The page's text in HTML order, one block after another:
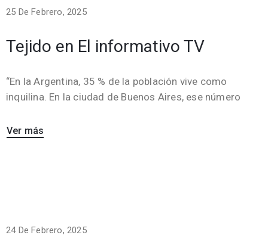
25 De Febrero, 2025
Tejido en El informativo TV
“En la Argentina, 35 % de la población vive como
inquilina. En la ciudad de Buenos Aires, ese número
Ver más
24 De Febrero, 2025